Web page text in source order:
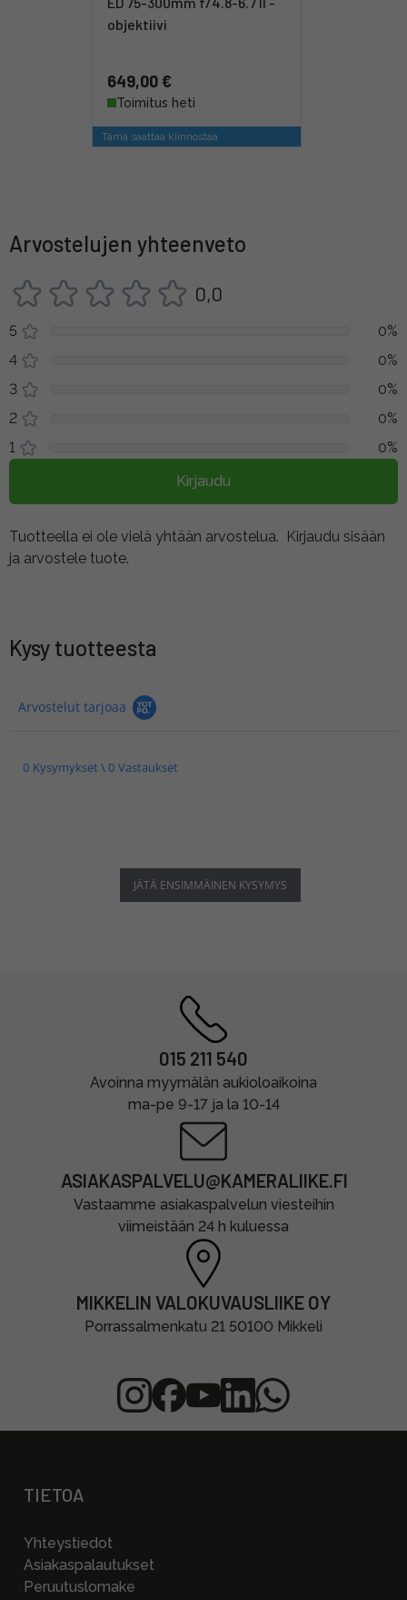
objektiivi
649,00 €
Toimitus heti
Tämä saattaa kiinnostaa
Arvostelujen yhteenveto
0,0
5
0%
4
0%
3
0%
2
0%
1
0%
Kirjaudu
Tuotteella ei ole vielä yhtään arvostelua. Kirjaudu sisään
ja arvostele tuote.
Kysy tuotteesta
Arvostelut tarjoaa
0 Kysymykset \ 0 Vastaukset
JÄTÄ ENSIMMÄINEN KYSYMYS
015 211 540
Avoinna myymälän aukioloaikoina
ma-pe 9-17 ja la 10-14
ASIAKASPALVELU@KAMERALIIKE.FI
Vastaamme asiakaspalvelun viesteihin
viimeistään 24 h kuluessa
MIKKELIN VALOKUVAUSLIIKE OY
Porrassalmenkatu 21 50100 Mikkeli
TIETOA
Yhteystiedot
Asiakaspalautukset
Peruutuslomake